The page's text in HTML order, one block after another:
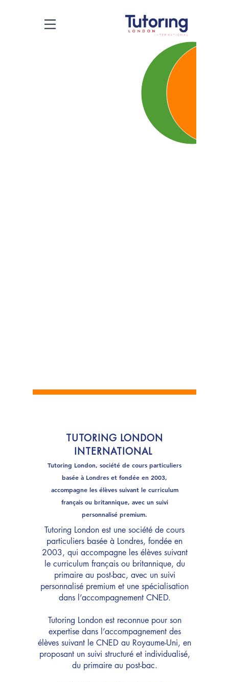
TUTORING LONDON
INTERNATIONAL
Tutoring London, société de cours particuliers
basée à Londres et fondée en 2003,
accompagne les élèves suivant le curriculum
français ou britannique, avec un suivi
personnalisé premium.
Tutoring London est une société de cours
particuliers basée à Londres, fondée en
2003, qui accompagne les élèves suivant
le curriculum français ou britannique, du
primaire au post-bac, avec un suivi
personnalisé premium et une spécialisation
dans l’accompagnement CNED.
Tutoring London est reconnue pour son
expertise dans l’accompagnement des
élèves suivant le CNED au Royaume-Uni, en
proposant un suivi structuré et individualisé,
du primaire au post-bac.